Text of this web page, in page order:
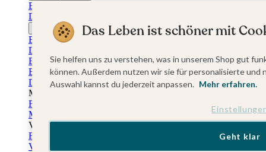
Einladungskarten Firmung
Dankeskarten Firmung
Jugendweihekarten
Einladungskarten Jugendweihe
Dankeskarten Jugendweihe
Einschulungskarten
Einladungskarten Einschulung
Danksagung Einschulung
Muttertag
Fotogeschenke Muttertag
Muttertagskarten
Vatertag
Fotogeschenke Vatertag
Vatertagskarten
Das Leben ist schöner mit
Sie helfen uns zu verstehen, was in unserem Shop gut
können. Außerdem nutzen wir sie für personalisierte
Auswahl kannst du jederzeit anpassen. Mehr erfahren.
Geht klar